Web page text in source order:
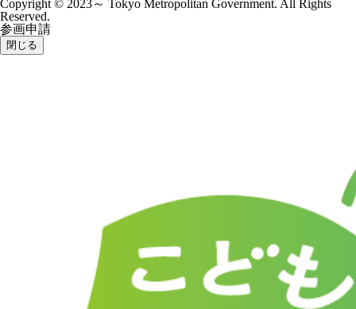
Copyright © 2023～ Tokyo Metropolitan Government. All Rights
Reserved.
参画申請
閉じる